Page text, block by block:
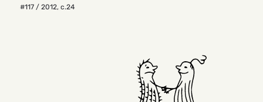
#117 / 2012, с.24